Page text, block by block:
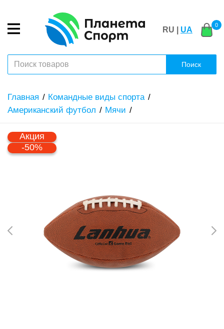
RU | UA
0
Поиск
Главная
Командные виды спорта
Американский футбол
Мячи
Акция
-50%